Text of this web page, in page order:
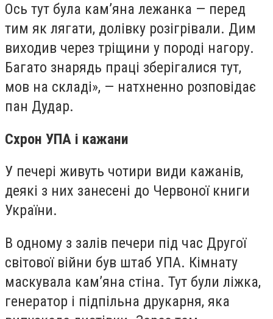
Ось тут була кам’яна лежанка — перед
тим як лягати, долівку розігрівали. Дим
виходив через тріщини у породі нагору.
Багато знарядь праці зберігалися тут,
мов на складі», — натхненно розповідає
пан Дудар.
Схрон УПА і кажани
У печері живуть чотири види кажанів,
деякі з них занесені до Червоної книги
України.
В одному з залів печери під час Другої
світової війни був штаб УПА. Кімнату
маскувала кам’яна стіна. Тут були ліжка,
генератор і підпільна друкарня, яка